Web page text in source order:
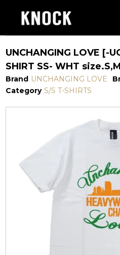
UNCHANGING LOVE [-
SHIRT SS- WHT
Brand UNCHANGING LOVE
Category S/S T-SHIRTS